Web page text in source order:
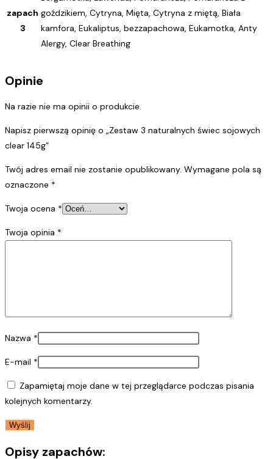
zapach
3
goździkiem, Cytryna, Mięta, Cytryna z miętą, Biała
kamfora, Eukaliptus, bezzapachowa, Eukamotka, Anty
Alergy, Clear Breathing
Opinie
Na razie nie ma opinii o produkcie.
Napisz pierwszą opinię o „Zestaw 3 naturalnych świec sojowych
clear 145g”
Twój adres email nie zostanie opublikowany. Wymagane pola są
oznaczone *
Twoja ocena *
Twoja opinia *
Nazwa *
E-mail *
Zapamiętaj moje dane w tej przeglądarce podczas pisania
kolejnych komentarzy.
Opisy zapachów: